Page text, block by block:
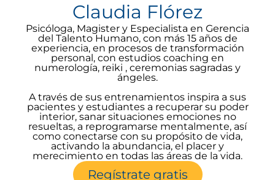
Claudia Flórez
Psicóloga, Magister y Especialista en Gerencia
del Talento Humano, con más 15 años de
experiencia, en procesos de transformación
personal, con estudios coaching en
numerología, reiki , ceremonias sagradas y
ángeles.
A través de sus entrenamientos inspira a sus
pacientes y estudiantes a recuperar su poder
interior, sanar situaciones emociones no
resueltas, a reprogramarse mentalmente, así
como conectarse con su propósito de vida,
activando la abundancia, el placer y
merecimiento en todas las áreas de la vida.
Regístrate gratis